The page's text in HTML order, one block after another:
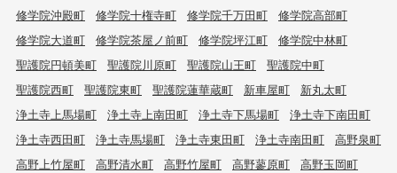
修学院沖殿町
修学院十権寺町 修学院千万田町
修学院高部町
修学院大道町
修学院茶屋ノ前町 修学院坪江町
修学院中林町
聖護院円頓美町
聖護院川原町 聖護院山王町
聖護院中町
聖護院西町
聖護院東町 聖護院蓮華蔵町 新車屋町
新丸太町
浄土寺上馬場町
浄土寺上南田町 浄土寺下馬場町
浄土寺下南田町
浄土寺西田町
浄土寺馬場町 浄土寺東田町 浄土寺南田町
高野泉町
高野上竹屋町
高野清水町 高野竹屋町 高野蓼原町
高野玉岡町